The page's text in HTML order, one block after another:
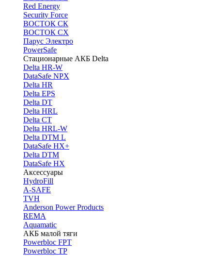
Red Energy
Security Force
ВОСТОК СК
ВОСТОК СХ
Парус Электро
PowerSafe
Стационарные АКБ Delta
Delta HR-W
DataSafe NPX
Delta HR
Delta EPS
Delta DT
Delta HRL
Delta CT
Delta HRL-W
Delta DTM L
DataSafe HX+
Delta DTM
DataSafe HX
Аксессуары
HydroFill
A-SAFE
TVH
Anderson Power Products
REMA
Aquamatic
АКБ малой тяги
Powerbloc FPT
Powerbloc TP